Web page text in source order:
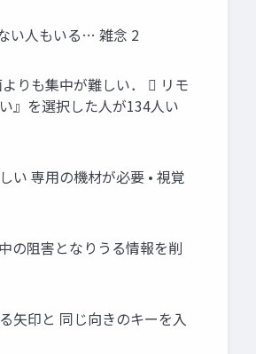
い人もいる… 雑念 2
りも集中が難しい．  リモ
』を選択した人が134人い
い 専用の機材が必要 • 視覚
の阻害となりうる情報を削
矢印と 同じ向きのキーを入